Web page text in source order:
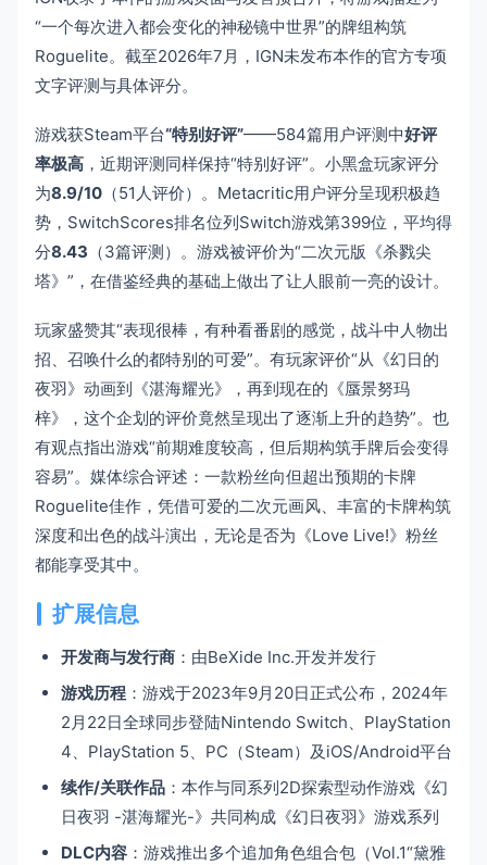
“一个每次进入都会变化的神秘镜中世界”的牌组构筑
Roguelite。截至2026年7月，IGN未发布本作的官方专项
文字评测与具体评分。
游戏获Steam平台“特别好评”——584篇用户评测中好评
率极高 ，近期评测同样保持“特别好评”。小黑盒玩家评分
为8.9/10 （51人评价）。Metacritic用户评分呈现积极趋
势，SwitchScores排名位列Switch游戏第399位，平均得
分8.43 （3篇评测）。游戏被评价为“二次元版《杀戮尖
塔》”，在借鉴经典的基础上做出了让人眼前一亮的设计。
玩家盛赞其“表现很棒，有种看番剧的感觉，战斗中人物出
招、召唤什么的都特别的可爱”。有玩家评价“从《幻日的
夜羽》动画到《湛海耀光》，再到现在的《蜃景努玛
梓》，这个企划的评价竟然呈现出了逐渐上升的趋势”。也
有观点指出游戏“前期难度较高，但后期构筑手牌后会变得
容易”。媒体综合评述：一款粉丝向但超出预期的卡牌
Roguelite佳作，凭借可爱的二次元画风、丰富的卡牌构筑
深度和出色的战斗演出，无论是否为《Love Live!》粉丝
都能享受其中。
扩展信息
开发商与发行商 ：由BeXide Inc.开发并发行
游戏历程 ：游戏于2023年9月20日正式公布，2024年
2月22日全球同步登陆Nintendo Switch、PlayStation
4、PlayStation 5、PC（Steam）及iOS/Android平台
续作/关联作品 ：本作与同系列2D探索型动作游戏《幻
日夜羽 -湛海耀光-》共同构成《幻日夜羽》游戏系列
DLC内容 ：游戏推出多个追加角色组合包（Vol.1“黛雅